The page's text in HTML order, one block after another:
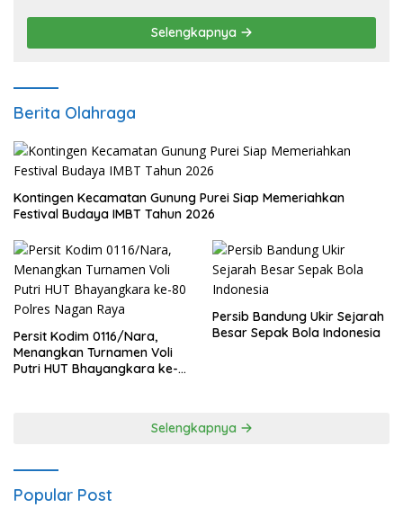
Selengkapnya
Berita Olahraga
Kontingen Kecamatan Gunung Purei Siap Memeriahkan
Festival Budaya IMBT Tahun 2026
Persit Kodim 0116/Nara,
Menangkan Turnamen Voli
Putri HUT Bhayangkara ke-
Persib Bandung Ukir Sejarah
Besar Sepak Bola Indonesia
Selengkapnya
Popular Post